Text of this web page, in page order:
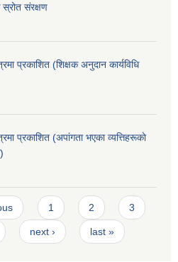
स्रोत संरक्षण
प्रकाशित (शिक्षक अनुदान कार्यविधि
प्रकाशित (अपांगता भएका व्यत्तिहरूकाे
1 2 3
next › last »